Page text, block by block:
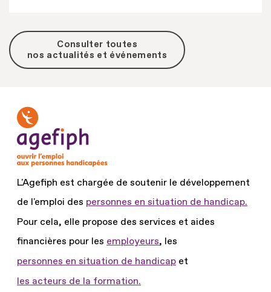
Consulter toutes
nos actualités et événements
L'Agefiph est chargée de soutenir le développement
de l'emploi des personnes en situation de handicap.
Pour cela, elle propose des services et aides
financières pour les employeurs, les
personnes en situation de handicap et
les acteurs de la formation.